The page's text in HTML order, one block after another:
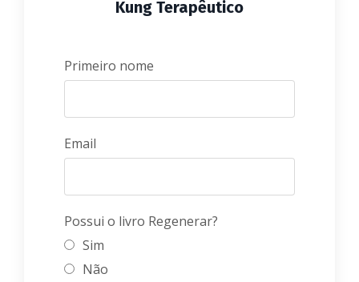
Kung Terapêutico
Primeiro nome
Email
Possui o livro Regenerar?
Sim
Não